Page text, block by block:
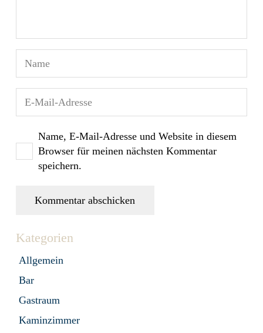
Name, E-Mail-Adresse und Website in diesem
Browser für meinen nächsten Kommentar
speichern.
Kommentar abschicken
Kategorien
Allgemein
Bar
Gastraum
Kaminzimmer